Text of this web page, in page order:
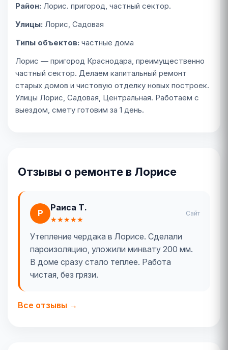
Район: Лорис. пригород, частный сектор.
Улицы: Лорис, Садовая
Типы объектов: частные дома
Лорис — пригород Краснодара, преимущественно
частный сектор. Делаем капитальный ремонт
старых домов и чистовую отделку новых построек.
Улицы Лорис, Садовая, Центральная. Работаем с
выездом, смету готовим за 1 день.
Отзывы о ремонте в Лорисе
Р
Раиса Т.
★★★★★
Сайт
Утепление чердака в Лорисе. Сделали
пароизоляцию, уложили минвату 200 мм.
В доме сразу стало теплее. Работа
чистая, без грязи.
Все отзывы →